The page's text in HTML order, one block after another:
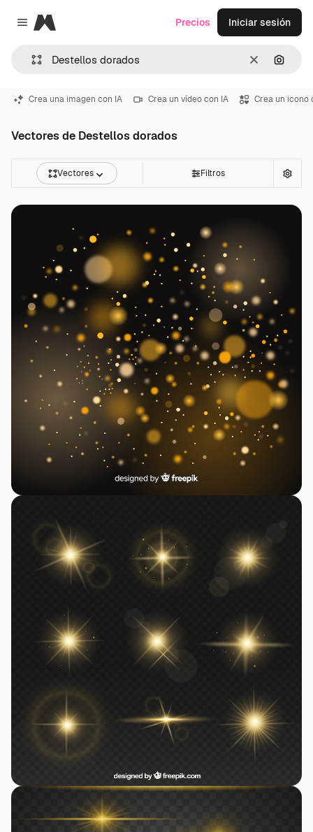
Close menu
Magnific
Borrar
Precios Iniciar sesión
Crea una imagen con IA Crea un vídeo con IA Crea un icono
Vectores de Destellos dorados
Vectores Filtros